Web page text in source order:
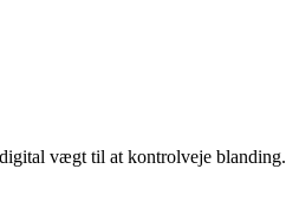
vægt til at kontrolveje blanding.